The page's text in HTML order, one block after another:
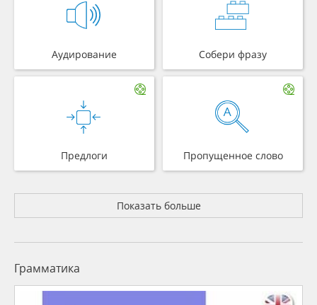
Аудирование Собери фразу
Предлоги Пропущенное слово
Показать больше
Грамматика